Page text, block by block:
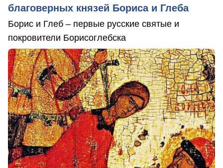
благоверных князей Бориса и Глеба
Борис и Глеб – первые русские святые и
покровители Борисоглебска